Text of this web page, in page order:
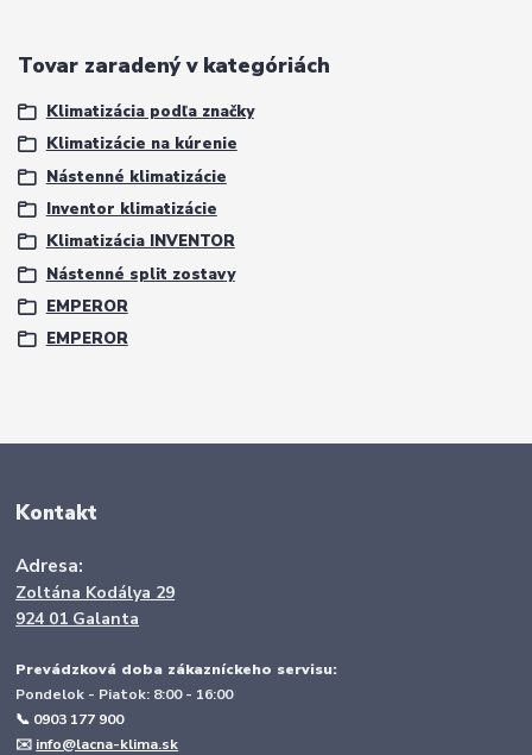
Tovar zaradený v kategóriách
Klimatizácia podľa značky
Klimatizácie na kúrenie
Nástenné klimatizácie
Inventor klimatizácie
Klimatizácia INVENTOR
Nástenné split zostavy
EMPEROR
EMPEROR
Kontakt
Adresa:
Zoltána Kodálya 29
924 01 Galanta
Prevádzková doba zákazníckeho servisu:
Pondelok - Piatok: 8:00 - 16:00
📞 0903 177 900
✉️ info@lacna-klima.sk